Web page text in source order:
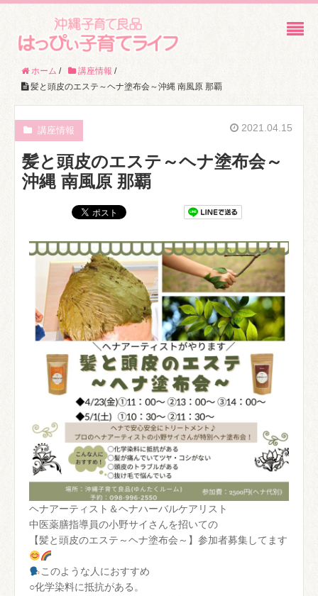
ホーム / 講座情報 /
髪と頭皮のエステ～ヘナ塗布会～沖縄 南風原 那覇
講座情報 2021.04.15
髪と頭皮のエステ～ヘナ塗布会～
沖縄 南風原 那覇
ヘナアーティスト＆ヘナハーバルケアリスト
中医薬膳指導員の小野サイさんを招いての
【髪と頭皮のエステ～ヘナ塗布会～】参加者募集してます
このような人におすすめ
○化学染料に抵抗がある。